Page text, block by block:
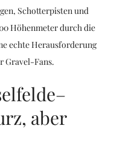
Schotterpisten und
Höhenmeter durch die
echte Herausforderung
Gravel-Fans.
aber